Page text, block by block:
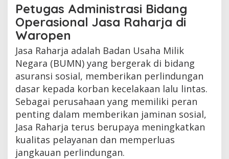
Petugas Administrasi Bidang
Operasional Jasa Raharja di
Waropen
Jasa Raharja adalah Badan Usaha Milik
Negara (BUMN) yang bergerak di bidang
asuransi sosial, memberikan perlindungan
dasar kepada korban kecelakaan lalu lintas.
Sebagai perusahaan yang memiliki peran
penting dalam memberikan jaminan sosial,
Jasa Raharja terus berupaya meningkatkan
kualitas pelayanan dan memperluas
jangkauan perlindungan.